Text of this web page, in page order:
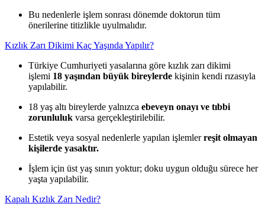
Bu nedenlerle işlem sonrası dönemde doktorun tüm
önerilerine titizlikle uyulmalıdır.
Kızlık Zarı Dikimi Kaç Yaşında Yapılır?
Türkiye Cumhuriyeti yasalarına göre kızlık zarı dikimi
işlemi 18 yaşından büyük bireylerde kişinin kendi rızasıyla
yapılabilir.
18 yaş altı bireylerde yalnızca ebeveyn onayı ve tıbbi
zorunluluk varsa gerçekleştirilebilir.
Estetik veya sosyal nedenlerle yapılan işlemlerreşit olmayan
kişilerde yasaktır.
İşlem için üst yaş sınırı yoktur; doku uygun olduğu sürece her
yaşta yapılabilir.
Kapalı Kızlık Zarı Nedir?